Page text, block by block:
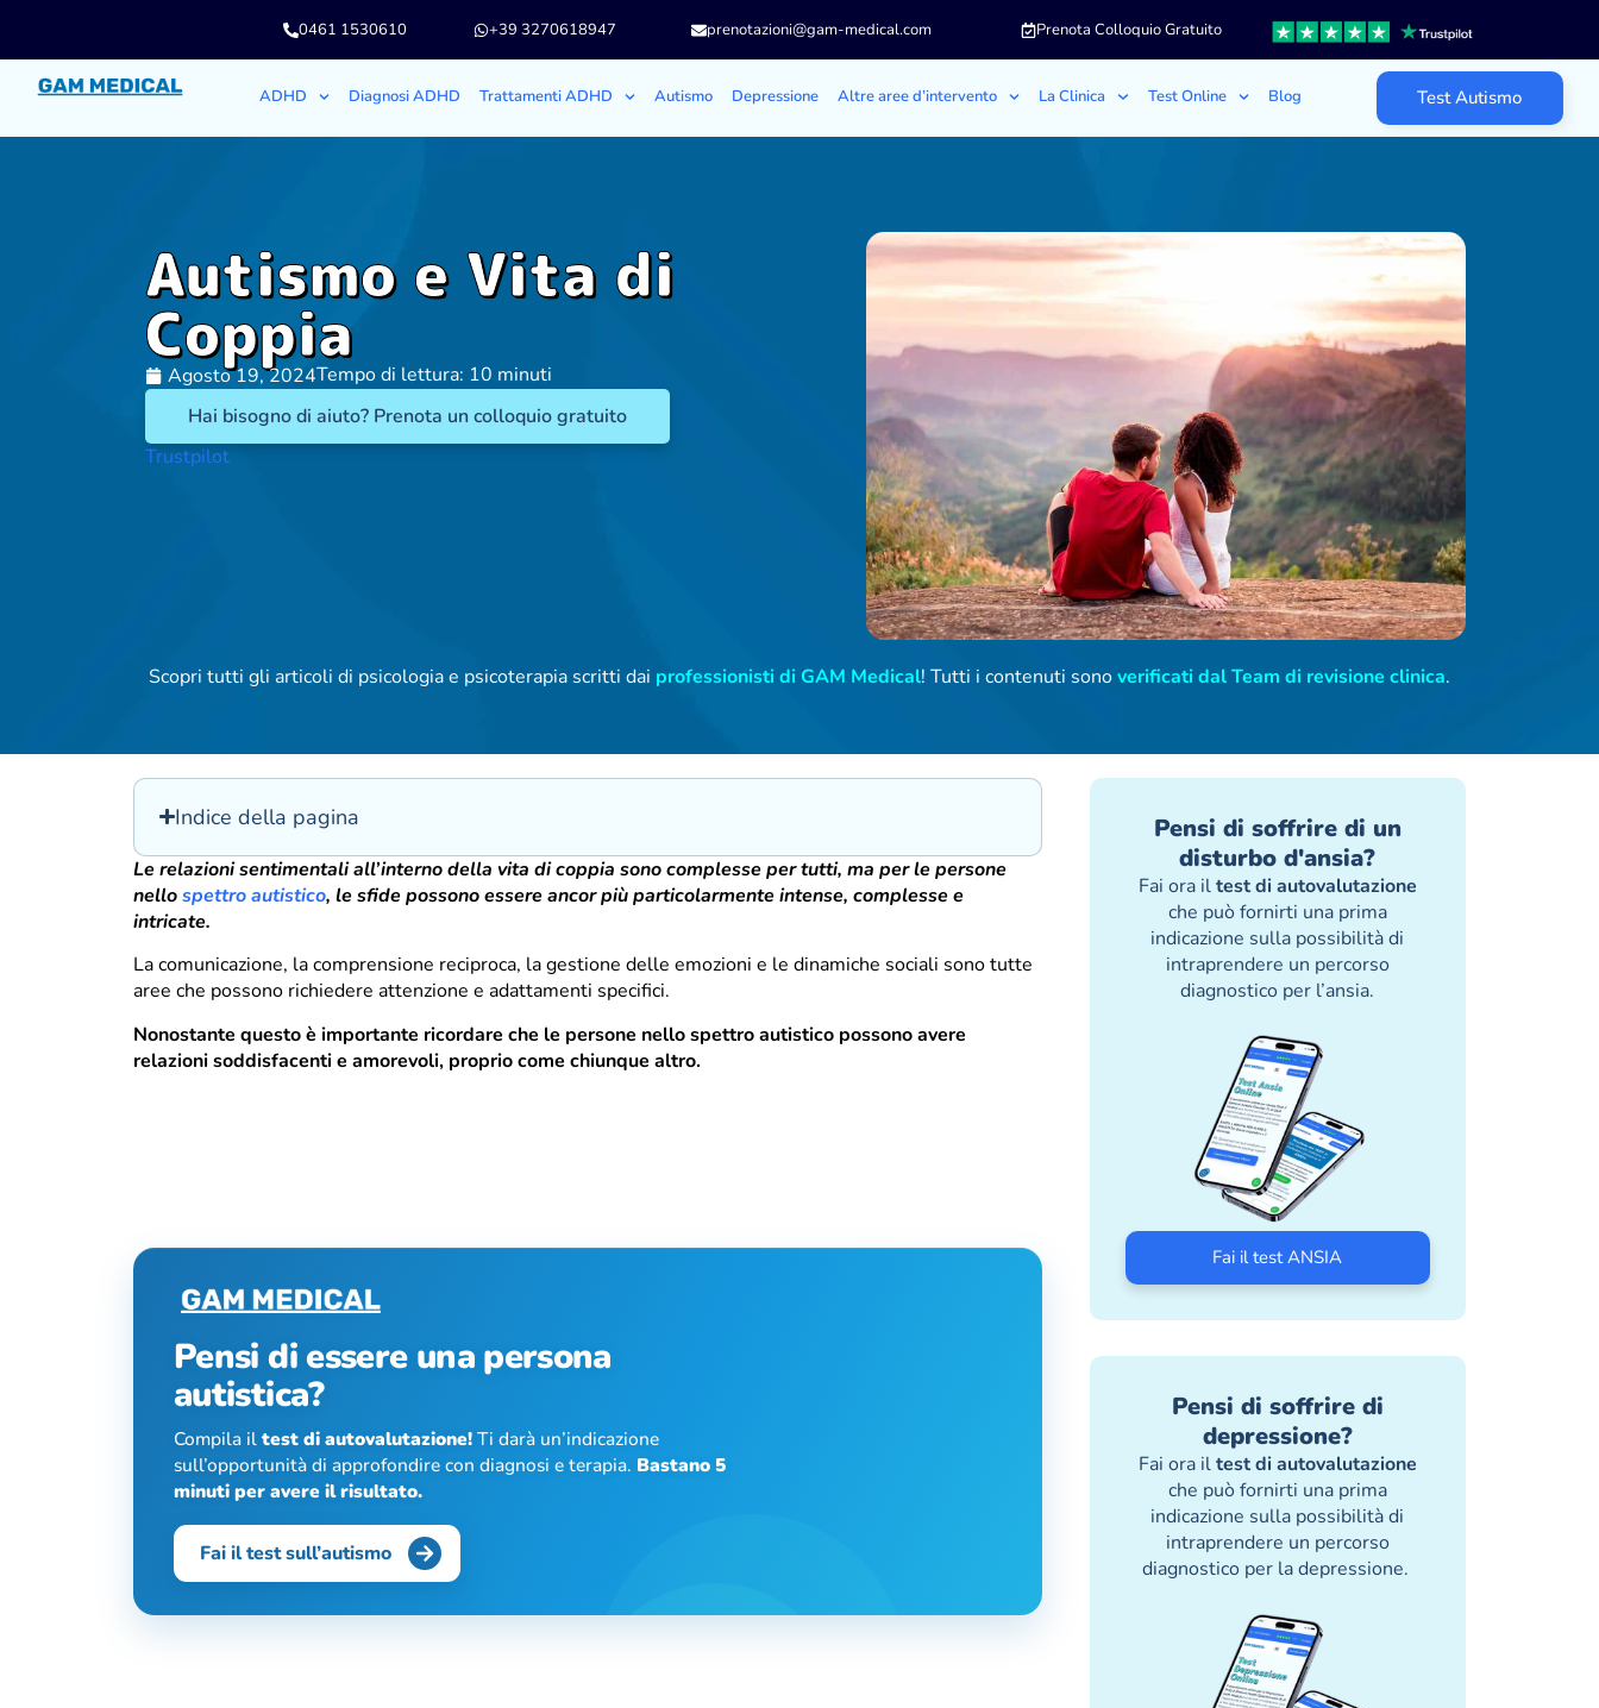
0461 1530610 +39 3270618947 prenotazioni@gam-medical.com Prenota Colloquio Gratuito
ADHD Diagnosi ADHD Trattamenti ADHD Autismo Depressione Altre aree d’intervento La Clinica Test Online Blog Test Autismo
Autismo e Vita di
Coppia
Agosto 19, 2024Tempo di lettura: 10 minuti
Hai bisogno di aiuto? Prenota un colloquio gratuito
Trustpilot
Scopri tutti gli articoli di psicologia e psicoterapia scritti dai professionisti di GAM Medical! Tutti i contenuti sonoverificati dal Team di revisione clinica.
Indice della pagina
Le relazioni sentimentali all’interno della vita di coppia sono complesse per tutti, ma per le persone
nellospettro autistico, le sfide possono essere ancor più particolarmente intense, complesse e
intricate.
La comunicazione, la comprensione reciproca, la gestione delle emozioni e le dinamiche sociali sono tutte
aree che possono richiedere attenzione e adattamenti specifici.
Nonostante questo è importante ricordare che le persone nello spettro autistico possono avere
relazioni soddisfacenti e amorevoli, proprio come chiunque altro.
Pensi di essere una persona
autistica?
Compila iltest di autovalutazione!Ti darà un’indicazione
sull’opportunità di approfondire con diagnosi e terapia. Bastano 5
minuti per avere il risultato.
Fai il test sull’autismo
Pensi di soffrire di un
disturbo d'ansia?
Fai ora iltest di autovalutazione
che può fornirti una prima
indicazione sulla possibilità di
intraprendere un percorso
diagnostico per l’ansia.
Fai il test ANSIA
Pensi di soffrire di
depressione?
Fai ora iltest di autovalutazione
che può fornirti una prima
indicazione sulla possibilità di
intraprendere un percorso
diagnostico per la depressione.